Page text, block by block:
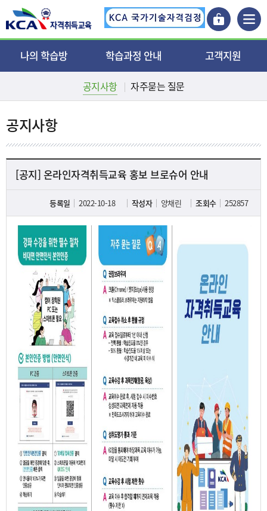
본문 바로가기
주메뉴 바로가기
나의 학습방
학습현황
학습자료실
학습과정 안내
육상무선통신사
항공무선통신사(전과목
면제)
고객지원
공지사항 자주묻는 질문
공지사항
[공지] 온라인자격취득교육 홍보 브로슈어 안내
등록일 2022-10-18 작성자 양채린 조회수 252857